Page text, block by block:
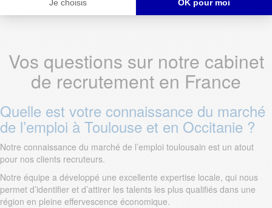
Vos questions sur notre cabinet
de recrutement en France
Quelle est votre connaissance du marché
de l’emploi à Toulouse et en Occitanie ?
Notre connaissance du marché de l’emploi toulousain est un atout
pour nos clients recruteurs.
Notre équipe a développé une excellente expertise locale, qui nous
permet d’identifier et d’attirer les talents les plus qualifiés dans une
région en pleine effervescence économique.